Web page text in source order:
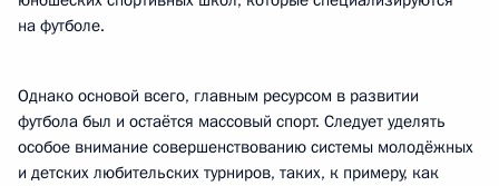
на футболе.
Однако основой всего, главным ресурсом в развитии
футбола был и остаётся массовый спорт. Следует уделять
особое внимание совершенствованию системы молодёжных
и детских любительских турниров, таких, к примеру, как